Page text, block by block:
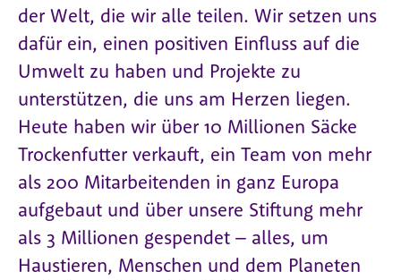
der Welt, die wir alle teilen. Wir setzen uns
dafür ein, einen positiven Einfluss auf die
Umwelt zu haben und Projekte zu
unterstützen, die uns am Herzen liegen.
Heute haben wir über 10 Millionen Säcke
Trockenfutter verkauft, ein Team von mehr
als 200 Mitarbeitenden in ganz Europa
aufgebaut und über unsere Stiftung mehr
als 3 Millionen gespendet – alles, um
Haustieren, Menschen und dem Planeten